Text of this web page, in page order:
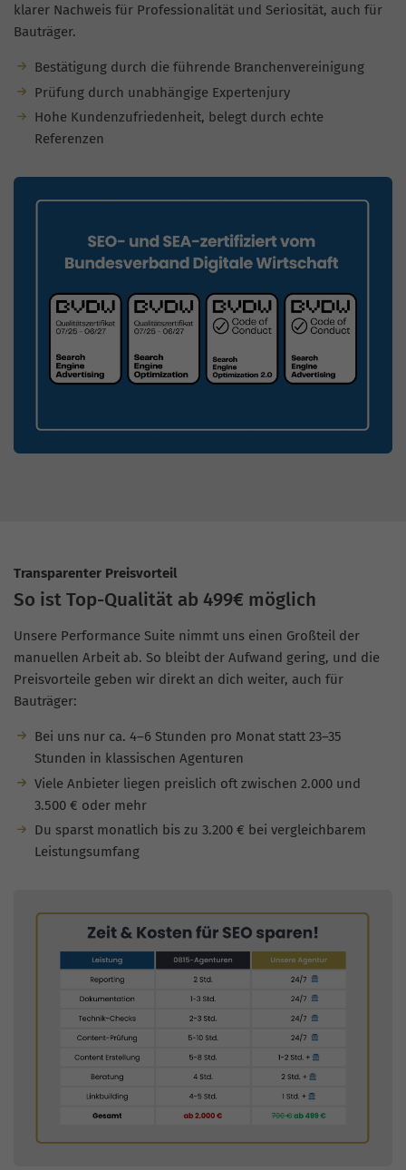
klarer Nachweis für Professionalität und Seriosität, auch für
Bauträger.
Bestätigung durch die führende Branchenvereinigung
Prüfung durch unabhängige Expertenjury
Hohe Kundenzufriedenheit, belegt durch echte
Referenzen
Transparenter Preisvorteil
So ist Top-Qualität ab 499€ möglich
Unsere Performance Suite nimmt uns einen Großteil der
manuellen Arbeit ab. So bleibt der Aufwand gering, und die
Preisvorteile geben wir direkt an dich weiter, auch für
Bauträger:
Bei uns nur ca. 4–6 Stunden pro Monat statt 23–35
Stunden in klassischen Agenturen
Viele Anbieter liegen preislich oft zwischen 2.000 und
3.500 € oder mehr
Du sparst monatlich bis zu 3.200 € bei vergleichbarem
Leistungsumfang